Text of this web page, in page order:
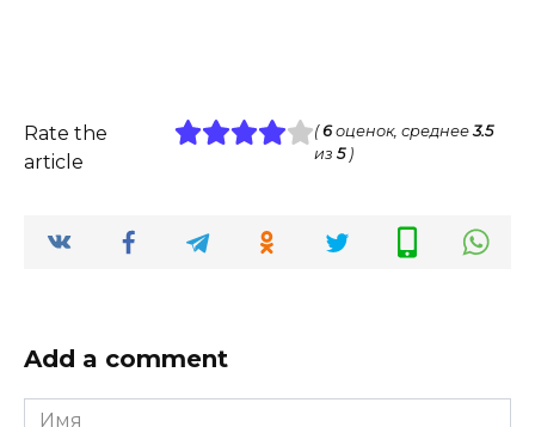
Rate the
article
(6оценок, среднее3.5
из 5)
Add a comment
Имя